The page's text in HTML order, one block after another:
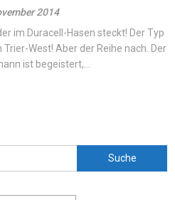
2014
im Duracell-Hasen steckt! Der Typ
West! Aber der Reihe nach. Der
ist begeistert,...